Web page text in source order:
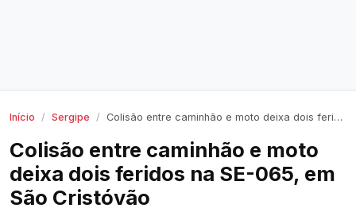
Início Sergipe Colisão entre caminhão e moto deixa dois feridos na SE-065, em São Cristóvão
Colisão entre caminhão e moto
deixa dois feridos na SE-065, em
São Cristóvão